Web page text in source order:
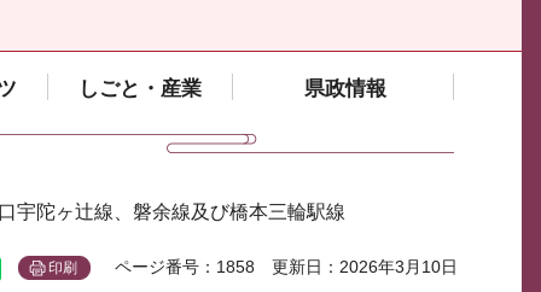
しごと・産業 県政情報
宇陀ヶ辻線、磐余線及び橋本三輪駅線
印刷 ページ番号：1858 更新日：2026年3月10日